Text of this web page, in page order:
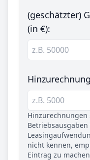
(geschätzter)
(in €):
nicht kennen,
Eintrag zu